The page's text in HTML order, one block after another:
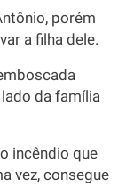
porém
a filha dele.
da família
incêndio que
vez, consegue